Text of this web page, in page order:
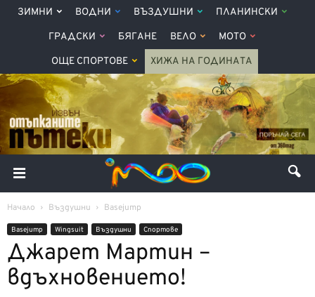
ЗИМНИ ВОДНИ ВЪЗДУШНИ ПЛАНИНСКИ
ГРАДСКИ БЯГАНЕ ВЕЛО МОТО
ОЩЕ СПОРТОВЕ ХИЖА НА ГОДИНАТА
Начало Въздушни Basejump
Basejump Wingsuit Въздушни Спортове
Джарет Мартин –
вдъхновението!